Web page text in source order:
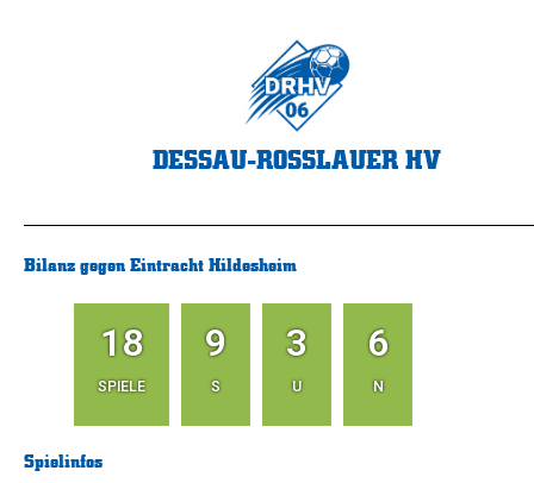
DESSAU-ROSSLAUER HV
Bilanz gegen Eintracht Hildesheim
18
SPIELE
9
S
3
U
6
N
Spielinfos